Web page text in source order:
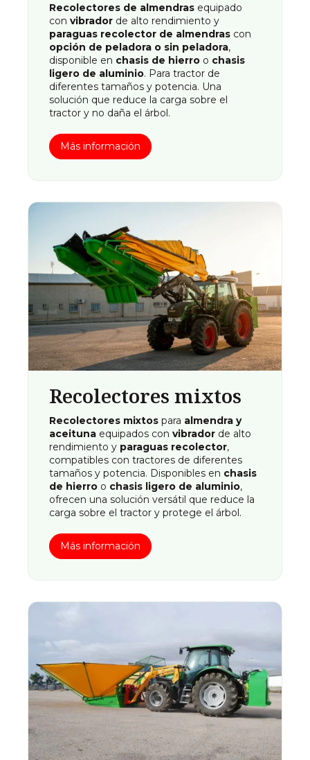
Recolectores de almendras equipado
con vibrador de alto rendimiento y
paraguas recolector de almendras con
opción de peladora o sin peladora,
disponible en chasis de hierro o chasis
ligero de aluminio. Para tractor de
diferentes tamaños y potencia. Una
solución que reduce la carga sobre el
tractor y no daña el árbol.
Más información
Recolectores mixtos
Recolectores mixtos para almendra y
aceituna equipados con vibrador de alto
rendimiento y paraguas recolector,
compatibles con tractores de diferentes
tamaños y potencia. Disponibles en chasis
de hierro o chasis ligero de aluminio,
ofrecen una solución versátil que reduce la
carga sobre el tractor y protege el árbol.
Más información